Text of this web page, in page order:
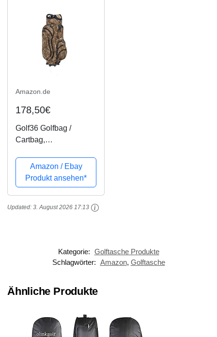
Amazon.de
178,50€
Golf36 Golfbag /
Cartbag,
(Leobag),
schwarz/braun,
Leoparden-Optik , 100-
AB90LEOBR
Amazon / Ebay
Produkt ansehen*
Updated: 3. August 2026 17:13
Kategorie: Golftasche Produkte
Schlagwörter: Amazon, Golftasche
Ähnliche Produkte